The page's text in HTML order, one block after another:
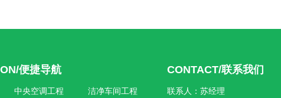
便捷导航
中央空调工程 洁净车间工程
CONTACT/联系我们
联系人：苏经理